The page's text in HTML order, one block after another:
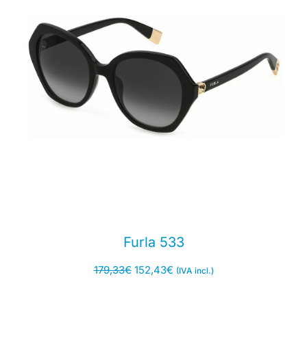
Furla 533
179,33€ 152,43€ (IVA incl.)